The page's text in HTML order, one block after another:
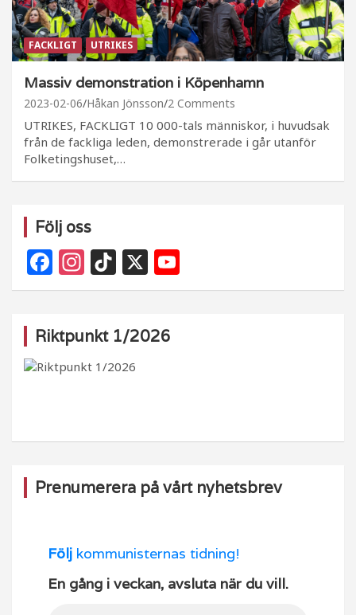
FACKLIGT UTRIKES
Massiv demonstration i Köpenhamn
2023-02-06 Håkan Jönsson 2 Comments
UTRIKES, FACKLIGT 10 000-tals människor, i huvudsak
från de fackliga leden, demonstrerade i går utanför
Folketingshuset,…
Följ oss
F
a
e
b
k
In
st
g
ra
Ti
k
o
k
X
o
Riktpunkt 1/2026
Prenumerera på vårt nyhetsbrev
Följ kommunisternas tidning!
En gång i veckan, avsluta när du vill.